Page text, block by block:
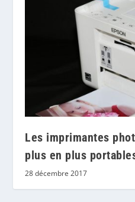
Les imprimantes
plus en plus
28 décembre 2017